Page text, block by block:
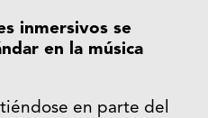
inmersivos se
en la música
en parte del